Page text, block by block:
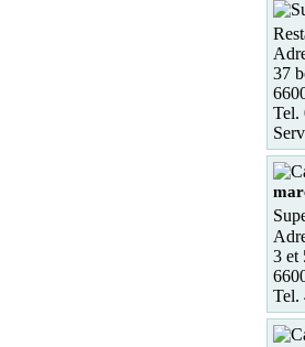
37
Tel.
3 et
Tel.